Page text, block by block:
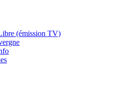
(émission TV)